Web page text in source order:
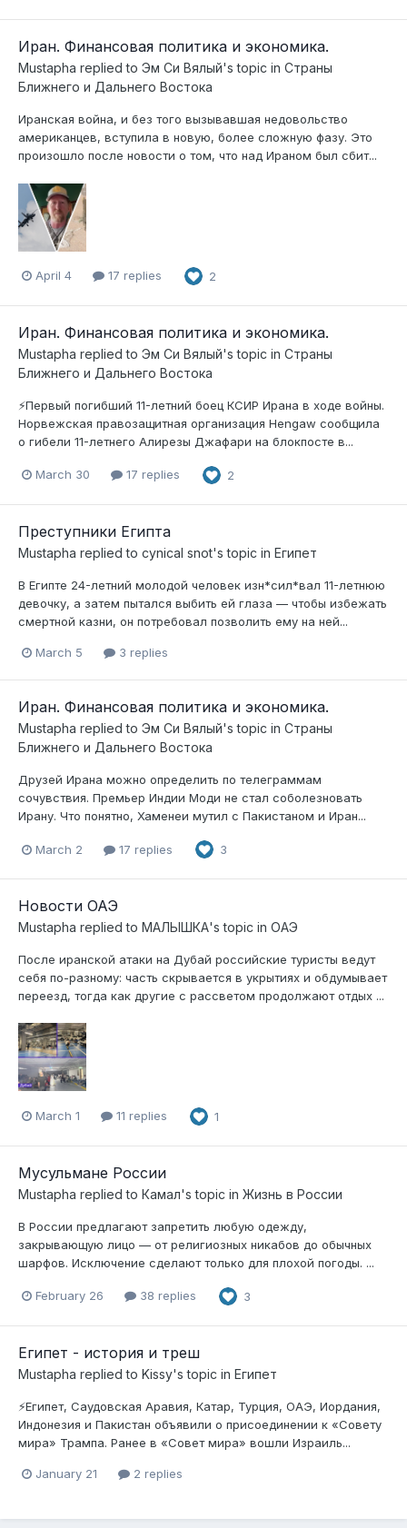
Иран. Финансовая политика и экономика.
Mustapha replied to Эм Си Вялый's topic in Страны
Ближнего и Дальнего Востока
Иранская война, и без того вызывавшая недовольство
американцев, вступила в новую, более сложную фазу. Это
произошло после новости о том, что над Ираном был сбит...
April 4 17 replies 2
Иран. Финансовая политика и экономика.
Mustapha replied to Эм Си Вялый's topic in Страны
Ближнего и Дальнего Востока
⚡️Первый погибший 11-летний боец КСИР Ирана в ходе войны.
Норвежская правозащитная организация Hengaw сообщила
о гибели 11-летнего Алирезы Джафари на блокпосте в...
March 30 17 replies 2
Преступники Египта
Mustapha replied to cynical snot's topic in Египет
В Египте 24-летний молодой человек изн*сил*вал 11-летнюю
девочку, а затем пытался выбить ей глаза — чтобы избежать
смертной казни, он потребовал позволить ему на ней...
March 5 3 replies
Иран. Финансовая политика и экономика.
Mustapha replied to Эм Си Вялый's topic in Страны
Ближнего и Дальнего Востока
Друзей Ирана можно определить по телеграммам
сочувствия. Премьер Индии Моди не стал соболезновать
Ирану. Что понятно, Хаменеи мутил с Пакистаном и Иран...
March 2 17 replies 3
Новости ОАЭ
Mustapha replied to МАЛЫШКА's topic in ОАЭ
После иранской атаки на Дубай российские туристы ведут
себя по-разному: часть скрывается в укрытиях и обдумывает
переезд, тогда как другие с рассветом продолжают отдых ...
March 1 11 replies 1
Мусульмане России
Mustapha replied to Камал's topic in Жизнь в России
В России предлагают запретить любую одежду,
закрывающую лицо — от религиозных никабов до обычных
шарфов. Исключение сделают только для плохой погоды. ...
February 26 38 replies 3
Египет - история и треш
Mustapha replied to Kissy's topic in Египет
⚡️Египет, Саудовская Аравия, Катар, Турция, ОАЭ, Иордания,
Индонезия и Пакистан объявили о присоединении к «Совету
мира» Трампа. Ранее в «Совет мира» вошли Израиль...
January 21 2 replies